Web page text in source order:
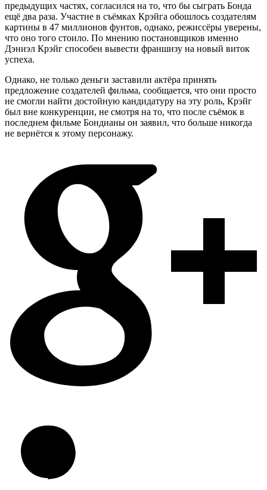
предыдущих частях, согласился на то, что бы сыграть Бонда
ещё два раза. Участие в съёмках Крэйга обошлось создателям
картины в 47 миллионов фунтов, однако, режиссёры уверены,
что оно того стоило. По мнению постановщиков именно
Дэниэл Крэйг способен вывести франшизу на новый виток
успеха.
Однако, не только деньги заставили актёра принять
предложение создателей фильма, сообщается, что они просто
не смогли найти достойную кандидатуру на эту роль, Крэйг
был вне конкуренции, не смотря на то, что после съёмок в
последнем фильме Бондианы он заявил, что больше никогда
не вернётся к этому персонажу.